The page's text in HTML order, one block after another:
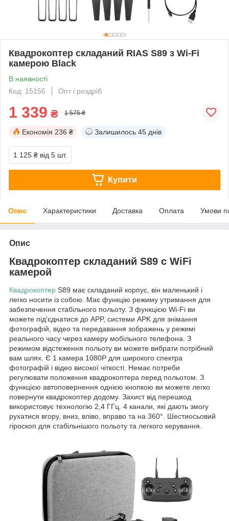
Квадрокоптер складаний RIAS S89 з Wi-Fi
камерою Black
В наявності
Код: 15156
Опт і роздріб
1 339 ₴ 1 575 ₴
Економія 236 ₴ Залишилось 45 днів
1 125 ₴ від 5 шт.
Купити
Опис Характеристики Доставка Оплата Умови
Опис
Квадрокоптер складаний S89 c WiFi
камерой
Квадрокоптер S89 має складаний корпус, він маленький і
легко носити із собою. Має функцію режиму утримання для
забезпечення стабільного польоту. З функцією Wi-Fi ви
можете під'єднатися до APP, системи APK для знімання
фотографій, відео та передавання зображень у режимі
реального часу через камеру мобільного телефона. З
режимом відстеження польоту ви можете вибрати потрібний
вам шлях. Є 1 камера 1080Р для широкого спектра
фотографій і відео високої чіткості. Немає потреби
регулювати положення квадрокоптера перед польотом. З
функцією автоповернення однією кнопкою ви можете легко
повернути квадрокоптер додому. Захист від перешкод
використовує технологію 2,4 ГГц. 4 канали, які дають змогу
рухатися вгору, вниз, вліво, вправо та на 360°. Шестиосьовий
гіроскоп для стабільнішого польоту та легкого керування.